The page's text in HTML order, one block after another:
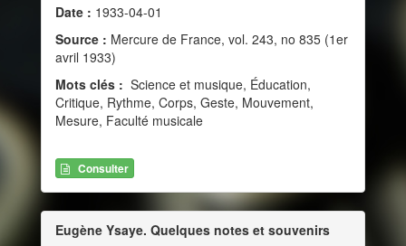
Date : 1933-04-01
Source : Mercure de France, vol. 243, no 835 (1er
avril 1933)
Mots clés : Science et musique, Éducation,
Critique, Rythme, Corps, Geste, Mouvement,
Mesure, Faculté musicale
Consulter
Eugène Ysaye. Quelques notes et souvenirs